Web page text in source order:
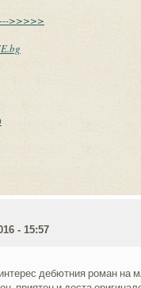
>>>>>
- 15:57
дебютния роман на